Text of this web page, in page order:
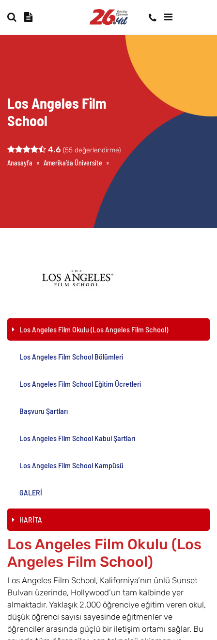
Los Angeles Film
School
4.6 (55 değerlendirme)
Anasayfa » Amerika’da Üniversite » Los Angeles Film School
Los Angeles Film Okulu (Los Angeles Film School)
Los Angeles Film School Bölümleri
Los Angeles Film School Eğitim Ücretleri
Başvuru Şartları
Los Angeles Film School Kabul Şartları
Los Angeles Film School Kampüsü
GALERİ
HARİTA
Los Angeles Film Okulu (Los
Angeles Film School)
Los Angeles Film School, Kaliforniya’nın ünlü Sunset
Bulvarı üzerinde, Hollywood’un tam kalbinde yer
almaktadır. Yaklaşık 2.000 öğrenciye eğitim veren okul,
düşük öğrenci sayısı sayesinde eğitmenler ve
öğrenciler arasında güçlü bir iletişim ortamı sağlar. Bu